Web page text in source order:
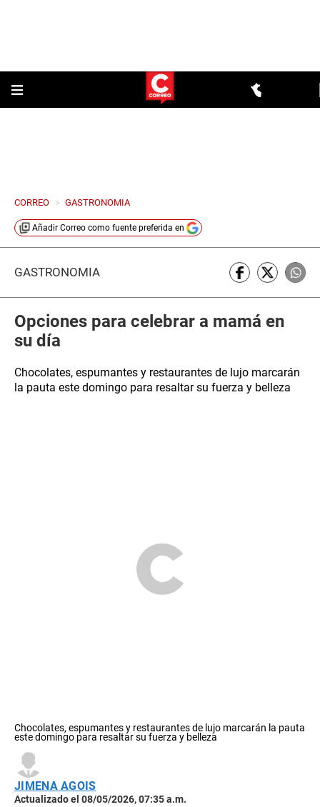
CORREO > GASTRONOMIA
Añadir Correo como fuente preferida en
GASTRONOMÍA
Opciones para celebrar a mamá en
su día
Chocolates, espumantes y restaurantes de lujo marcarán
la pauta este domingo para resaltar su fuerza y belleza
Chocolates, espumantes y restaurantes de lujo marcarán la pauta